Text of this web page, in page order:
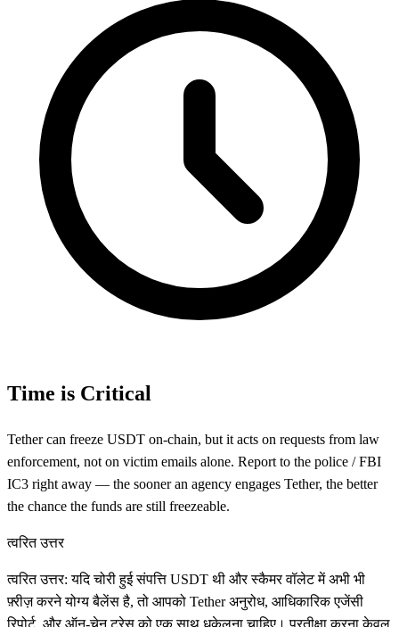
Time is Critical
Tether can freeze USDT on-chain, but it acts on requests from law
enforcement, not on victim emails alone. Report to the police / FBI
IC3 right away — the sooner an agency engages Tether, the better
the chance the funds are still freezeable.
त्वरित उत्तर
त्वरित उत्तर: यदि चोरी हुई संपत्ति USDT थी और स्कैमर वॉलेट में अभी भी
फ़्रीज़ करने योग्य बैलेंस है, तो आपको Tether अनुरोध, आधिकारिक एजेंसी
रिपोर्ट, और ऑन-चेन ट्रेस को एक साथ धकेलना चाहिए। प्रतीक्षा करना केवल